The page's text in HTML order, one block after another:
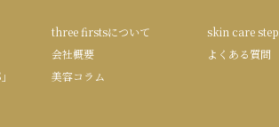
three firstsについて
skin care step
会社概要
よくある質問
美容コラム